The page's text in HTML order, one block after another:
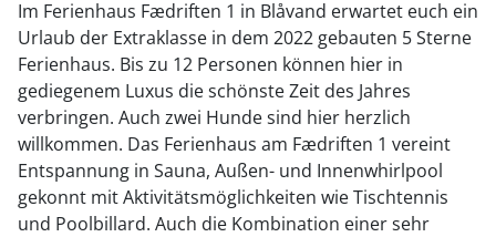
Im Ferienhaus Fædriften 1 in Blåvand erwartet euch ein
Urlaub der Extraklasse in dem 2022 gebauten 5 Sterne
Ferienhaus. Bis zu 12 Personen können hier in
gediegenem Luxus die schönste Zeit des Jahres
verbringen. Auch zwei Hunde sind hier herzlich
willkommen. Das Ferienhaus am Fædriften 1 vereint
Entspannung in Sauna, Außen- und Innenwhirlpool
gekonnt mit Aktivitätsmöglichkeiten wie Tischtennis
und Poolbillard. Auch die Kombination einer sehr